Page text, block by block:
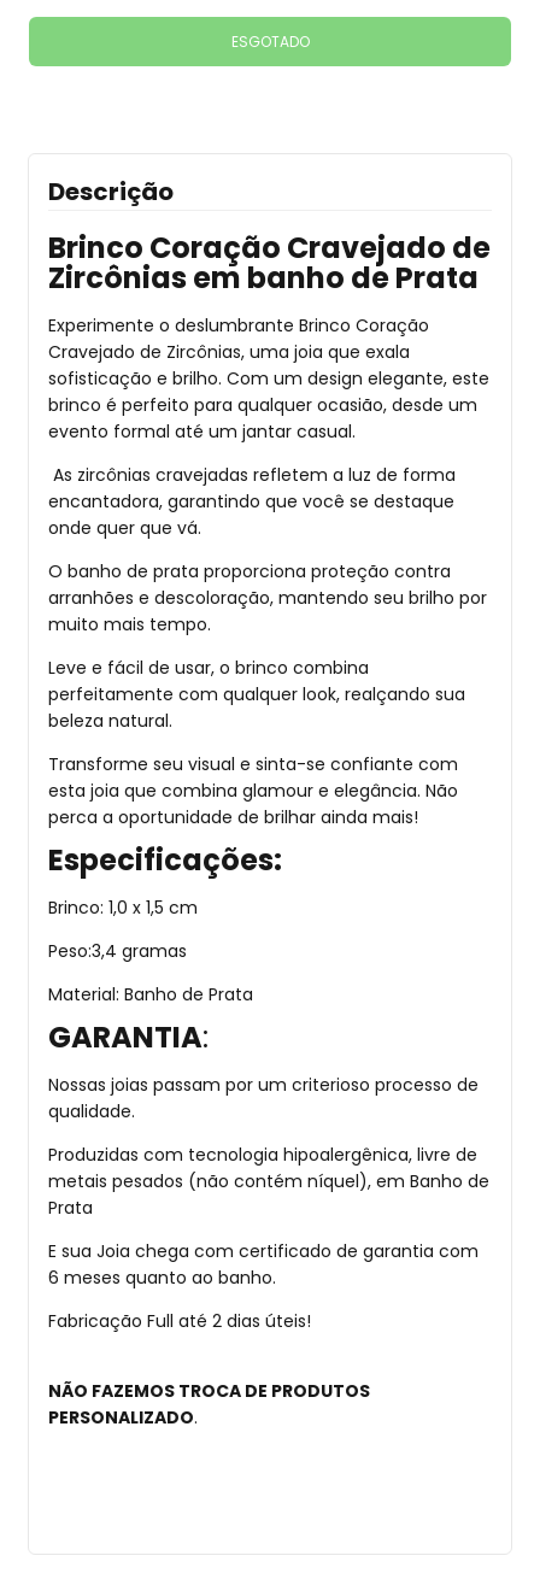
Descrição
Brinco Coração Cravejado de
Zircônias em banho de Prata
Experimente o deslumbrante Brinco Coração
Cravejado de Zircônias, uma joia que exala
sofisticação e brilho. Com um design elegante, este
brinco é perfeito para qualquer ocasião, desde um
evento formal até um jantar casual.
As zircônias cravejadas refletem a luz de forma
encantadora, garantindo que você se destaque
onde quer que vá.
O banho de prata proporciona proteção contra
arranhões e descoloração, mantendo seu brilho por
muito mais tempo.
Leve e fácil de usar, o brinco combina
perfeitamente com qualquer look, realçando sua
beleza natural.
Transforme seu visual e sinta-se confiante com
esta joia que combina glamour e elegância. Não
perca a oportunidade de brilhar ainda mais!
Especificações:
Brinco: 1,0 x 1,5 cm
Peso:3,4 gramas
Material: Banho de Prata
GARANTIA:
Nossas joias passam por um criterioso processo de
qualidade.
Produzidas com tecnologia hipoalergênica, livre de
metais pesados (não contém níquel), em Banho de
Prata
E sua Joia chega com certificado de garantia com
6 meses quanto ao banho.
Fabricação Full até 2 dias úteis!
NÃO FAZEMOS TROCA DE PRODUTOS
PERSONALIZADO.